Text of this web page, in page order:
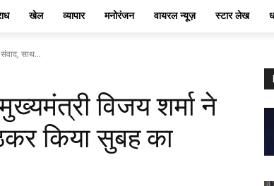
खेल व्यापार मनोरंजन वायरल न्यूज़ स्टार लेख
साथ...
विजय शर्मा ने
किया सुबह का